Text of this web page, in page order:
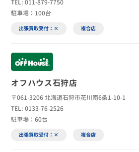
TEL: 011-879-7750
駐車場：100台
出張買取受付：× 複合店
オフハウス石狩店
〒061-3206 北海道石狩市花川南6条1-10-1
TEL: 0133-76-2526
駐車場：60台
出張買取受付：× 複合店